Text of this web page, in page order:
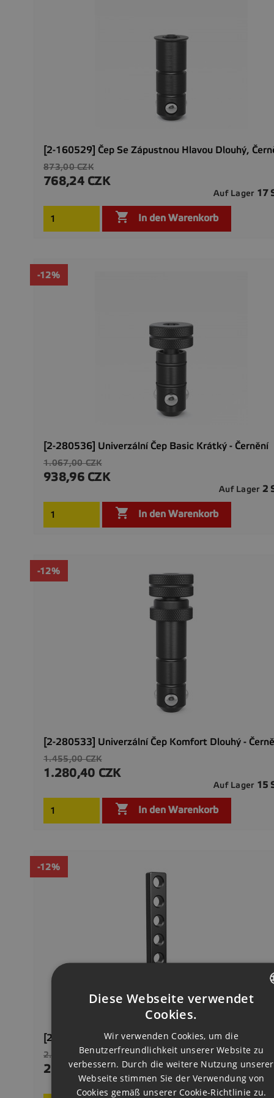
[2-160529] Čep Se Zápustnou Hlavou Dlouhý,
Verkaufspreis
873,00 CZK
Preis
768,24 CZK
Auf Lager 17
 In den Warenkorb
[2-280536] Univerzální Čep Basic Krátký - Černění
Verkaufspreis
1.067,00 CZK
-12%
Preis
938,96 CZK
Auf Lager 2
 In den Warenkorb
[2-280533] Univerzální Čep Komfort Dlouhý -
Verkaufspreis
1.455,00 CZK
-12%
Preis
1.280,40 CZK
Auf Lager 15
 In den Warenkorb
[2-280112.N] Upínací Úhelník- Doraz 275 L ‐
Verkaufspreis
2.571,00 CZK
-12%
Preis
2.262,48 CZK
Auf Lager 6
GERMAN
Diese Webseite verwendet
Cookies.
Wir verwenden Cookies, um die
Benutzerfreundlichkeit unserer Website zu
verbessern. Durch die weitere Nutzung unserer
Webseite stimmen Sie der Verwendung von
Cookies gemäß unserer Cookie-Richtlinie zu.